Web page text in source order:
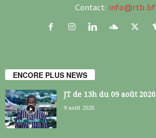
Contact: info@rtb.bf
ENCORE PLUS NEWS
JT de 13h du 09 août 2026
9 août 2026